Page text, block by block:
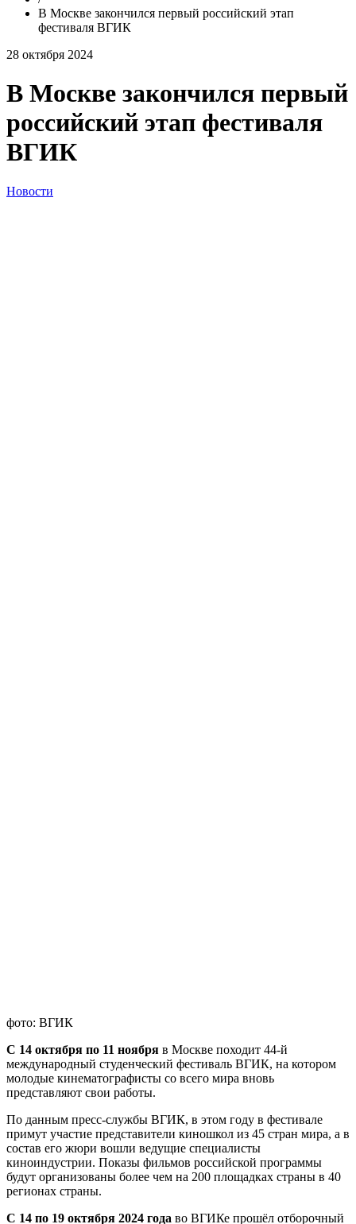
В Москве закончился первый российский этап
фестиваля ВГИК
28 октября 2024
В Москве закончился первый
российский этап фестиваля
ВГИК
Новости
фото: ВГИК
С 14 октября по 11 ноября в Москве походит 44-й
международный студенческий фестиваль ВГИК, на котором
молодые кинематографисты со всего мира вновь
представляют свои работы.
По данным пресс-службы ВГИК, в этом году в фестивале
примут участие представители киношкол из 45 стран мира, а в
состав его жюри вошли ведущие специалисты
киноиндустрии. Показы фильмов российской программы
будут организованы более чем на 200 площадках страны в 40
регионах страны.
С 14 по 19 октября 2024 года во ВГИКе прошёл отборочный